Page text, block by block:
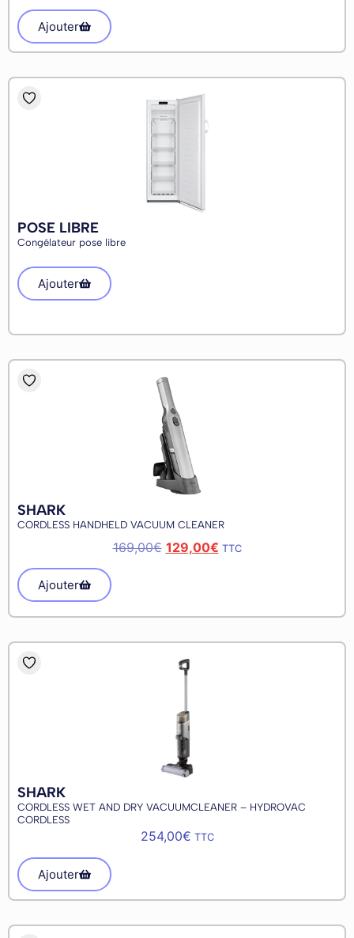
Ajouter
POSE LIBRE
Congélateur pose libre
Ajouter
SHARK
CORDLESS HANDHELD VACUUM CLEANER
169,00€ 129,00€ TTC
Ajouter
SHARK
CORDLESS WET AND DRY VACUUMCLEANER – HYDROVAC
CORDLESS
254,00€ TTC
Ajouter